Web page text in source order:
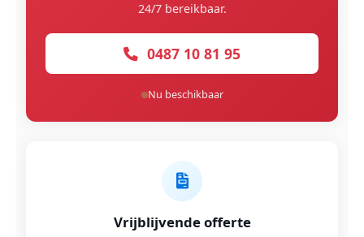
24/7 bereikbaar.
0487 10 81 95
Nu beschikbaar
Vrijblijvende offerte